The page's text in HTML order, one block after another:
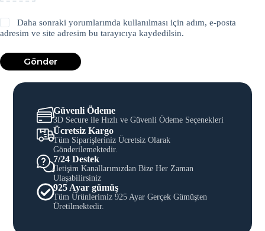
Daha sonraki yorumlarımda kullanılması için adım, e-posta
adresim ve site adresim bu tarayıcıya kaydedilsin.
Gönder
Güvenli Ödeme
3D Secure ile Hızlı ve Güvenli Ödeme Seçenekleri
Ücretsiz Kargo
Tüm Siparişleriniz Ücretsiz Olarak
Gönderilemektedir.
7/24 Destek
İletişim Kanallarımızdan Bize Her Zaman
Ulaşabilirsiniz
925 Ayar gümüş
Tüm Ürünlerimiz 925 Ayar Gerçek Gümüşten
Üretilmektedir.